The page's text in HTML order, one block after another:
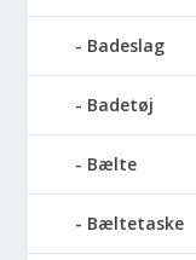
Badeslag
Badetøj
Bælte
Bæltetaske